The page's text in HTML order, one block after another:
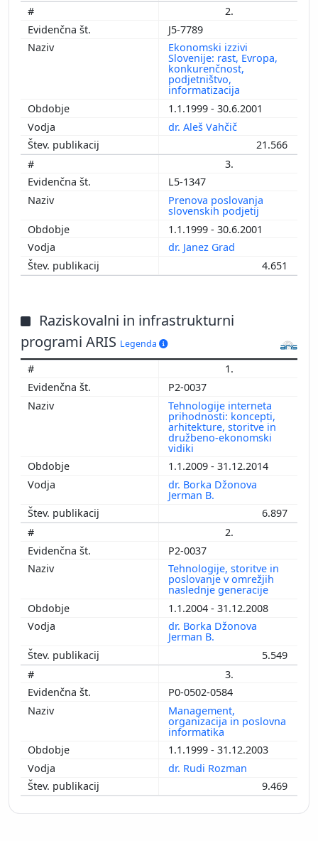
2.
J5-7789
Ekonomski izzivi
Slovenije: rast, Evropa,
konkurenčnost,
podjetništvo,
informatizacija
1.1.1999 - 30.6.2001
dr. Aleš Vahčič
21.566
3.
L5-1347
Prenova poslovanja
slovenskih podjetij
1.1.1999 - 30.6.2001
dr. Janez Grad
4.651
Raziskovalni in infrastrukturni
programi ARIS Legenda
1.
P2-0037
Tehnologije interneta
prihodnosti: koncepti,
arhitekture, storitve in
družbeno-ekonomski
vidiki
1.1.2009 - 31.12.2014
dr. Borka Džonova
Jerman B.
6.897
2.
P2-0037
Tehnologije, storitve in
poslovanje v omrežjih
naslednje generacije
1.1.2004 - 31.12.2008
dr. Borka Džonova
Jerman B.
5.549
3.
P0-0502-0584
Management,
organizacija in poslovna
informatika
1.1.1999 - 31.12.2003
dr. Rudi Rozman
9.469